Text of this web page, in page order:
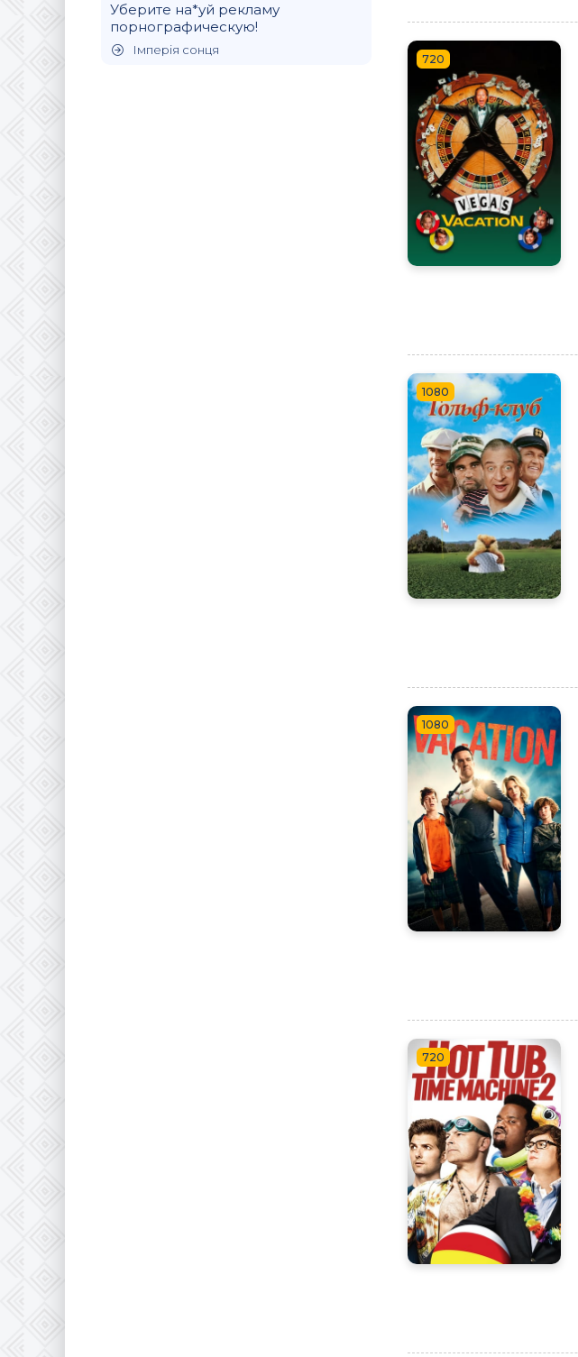
Уберите на*уй рекламу
порнографическую!
Імперія сонця
720
1080
1080
720